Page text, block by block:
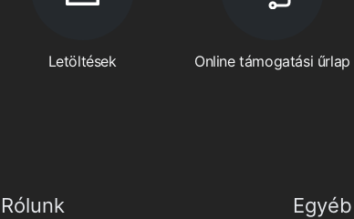
Letöltések Online támogatási űrlap
Rólunk